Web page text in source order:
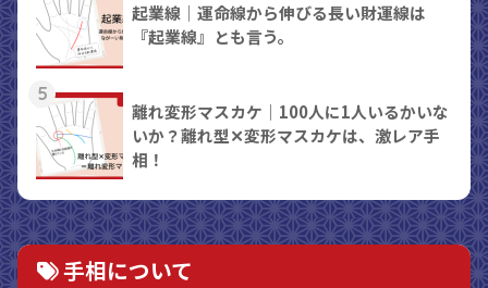
起業線｜運命線から伸びる長い財運線は
『起業線』とも言う。
5
離れ変形マスカケ｜100人に1人いるかいな
いか？離れ型✕変形マスカケは、激レア手
相！
手相について